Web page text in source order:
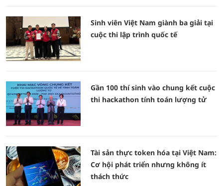
Sinh viên Việt Nam giành ba giải tại
cuộc thi lập trình quốc tế
Gần 100 thí sinh vào chung kết cuộc
thi hackathon tính toán lượng tử
Tài sản thực token hóa tại Việt Nam:
Cơ hội phát triển nhưng không ít
thách thức